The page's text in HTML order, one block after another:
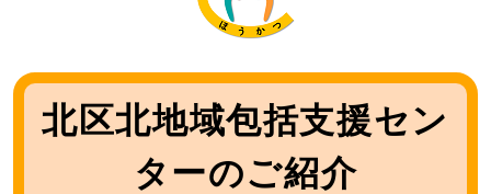
北区北地域包括支援セン
ターのご紹介